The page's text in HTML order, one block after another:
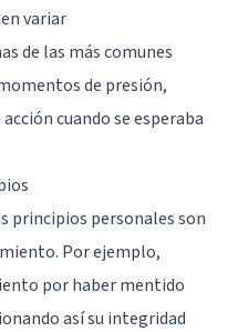
variar
de las más comunes
de presión,
cuando se esperaba
principios personales son
Por ejemplo,
por haber mentido
así su integridad